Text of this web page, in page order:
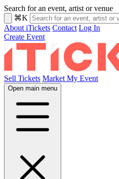
Search for an event, artist or venue
⌘K
About iTickets Contact Log In
Create Event
Sell Tickets Market My Event
Open main menu